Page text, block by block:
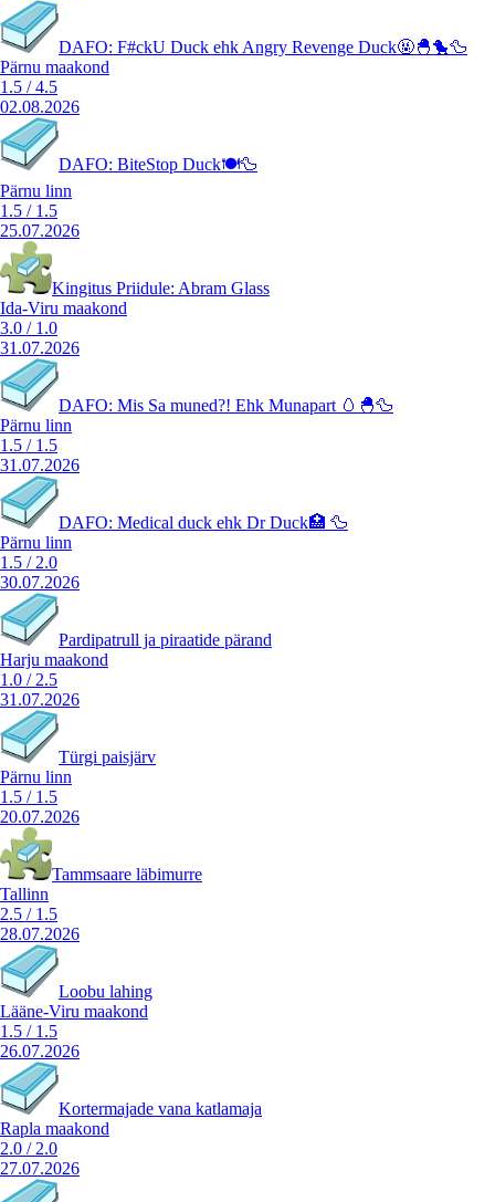
DAFO: F#ckU Duck ehk Angry Revenge Duck🤬🐣🐤🦆
Pärnu maakond
1.5 /4.5
02.08.2026
DAFO: BiteStop Duck🍽️🦆
Pärnu linn
1.5 / 1.5
25.07.2026
Kingitus Priidule: Abram Glass
Ida-Viru maakond
3.0 / 1.0
31.07.2026
DAFO: Mis Sa muned?! Ehk Munapart 🥚🐣🦆
Pärnu linn
1.5 / 1.5
31.07.2026
DAFO: Medical duck ehk Dr Duck🏥 🦆
Pärnu linn
1.5 / 2.0
30.07.2026
Pardipatrull ja piraatide pärand
Harju maakond
1.0 / 2.5
31.07.2026
Türgi paisjärv
Pärnu linn
1.5 / 1.5
20.07.2026
Tammsaare läbimurre
Tallinn
2.5 / 1.5
28.07.2026
Loobu lahing
Lääne-Viru maakond
1.5 / 1.5
26.07.2026
Kortermajade vana katlamaja
Rapla maakond
2.0 / 2.0
27.07.2026